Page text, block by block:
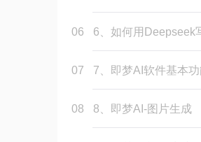
06 6、如何用Deepseek
07 7、即梦AI软件基本
08 8、即梦AI-图片生成